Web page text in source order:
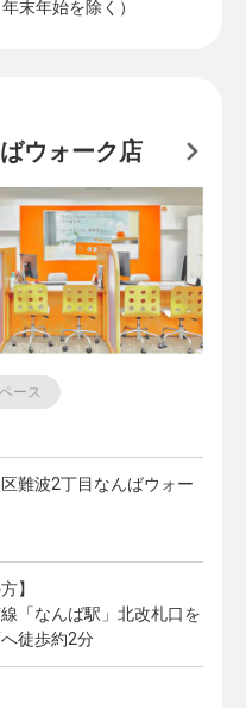
末年始を除く）
ウォーク店
ース
難波2丁目なんばウォー
】
「なんば駅」北改札口を
徒歩約2分